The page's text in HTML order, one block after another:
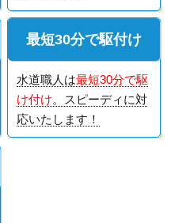
最短30分で駆付け
水道職人は最短30分で駆
け付け。スピーディに対
応いたします！